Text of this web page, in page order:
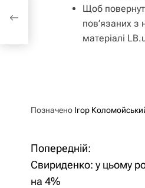
Щоб
пов’язаних з
матеріалі
Позначено Ігор
Н
а
Попередній:
Свириденко: у цьому
на 4%